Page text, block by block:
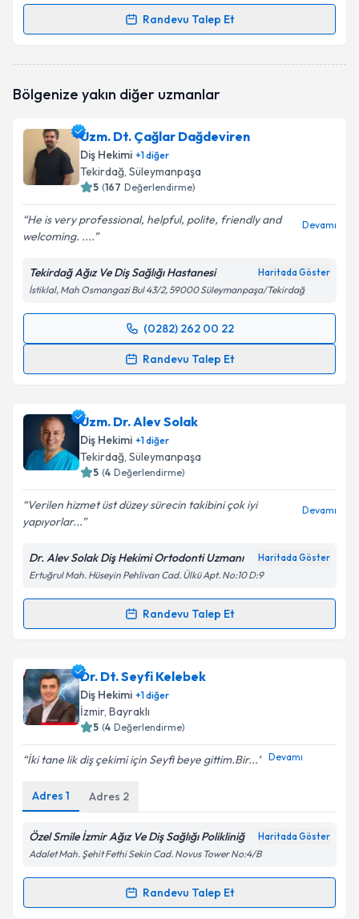
Kişisel verilerimin işlenmesine ilişkin
Metni'ni okudum ve kişisel verilerimin belirtilen
Takvim Talebini Gönder
Randevu Talep Et
Randevu Takvimi Talebi
talebi oluşturun. Size bu uzmandan randevu almanız
bilgilendireceğiz.
E-posta Adresiniz
Kişisel verilerimin işlenmesine ilişkin
kapsamda işlenmesini kabul ediyorum.
Takvim Talebini Gönder
Bölgenize yakın diğer uzmanlar
Uzm. Dt. Çağlar Dağdeviren
Diş Hekimi +1diğer
Tekirdağ, Süleymanpaşa
5 (167 Değerlendirme)
He is very professional, helpful, polite, friendly and
welcoming. ....
Devamı
Tekirdağ Ağız Ve Diş Sağlığı Hastanesi Haritada Göster
İstiklal, Mah Osmangazi Bul 43/2, 59000 Süleymanpaşa/Tekirdağ
(0282) 262 00 22
Randevu Talep Et
Randevu Takvimi Talebi
için bir takvim hazırlandığında e-posta ile
bilgilendireceğiz.
E-posta Adresiniz
Metni'ni okudum ve kişisel verilerimin belirtilen
kapsamda işlenmesini kabul ediyorum.
Takvim Talebini Gönder
Uzm. Dr. Alev Solak
Diş Hekimi +1diğer
Tekirdağ, Süleymanpaşa
5 (4 Değerlendirme)
Verilen hizmet üst düzey sürecin takibini çok iyi
yapıyorlar...
Devamı
Dr. Alev Solak Diş Hekimi Ortodonti Uzmanı Haritada Göster
Ertuğrul Mah. Hüseyin Pehlivan Cad. Ülkü Apt. No:10 D:9
Randevu Talep Et
Randevu Takvimi Talebi
Uzm. Dr. Alev Solakiçin randevu takvimi talebi
oluşturun. Size bu uzmandan randevu almanız için bir
takvim hazırlandığında e-posta ile bilgilendireceğiz.
Metni'ni okudum ve kişisel verilerimin belirtilen
kapsamda işlenmesini kabul ediyorum.
Takvim Talebini Gönder
Dr. Dt. Seyfi Kelebek
Diş Hekimi +1diğer
İzmir, Bayraklı
5 (4 Değerlendirme)
İki tane lik diş çekimi için Seyfi beye gittim.Bir... Devamı
Adres 1 Adres 2
Özel Smile İzmir Ağız Ve Diş Sağlığı Polikliniğ Haritada Göster
Adalet Mah. Şehit Fethi Sekin Cad. Novus Tower No:4/B
Randevu Talep Et
Randevu Takvimi Talebi